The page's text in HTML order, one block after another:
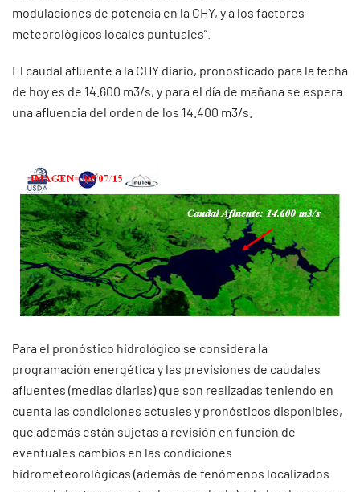
modulaciones de potencia en la CHY, y a los factores
meteorológicos locales puntuales”.
El caudal afluente a la CHY diario, pronosticado para la fecha
de hoy es de 14.600 m3/s, y para el día de mañana se espera
una afluencia del orden de los 14.400 m3/s.
Para el pronóstico hidrológico se considera la
programación energética y las previsiones de caudales
afluentes (medias diarias) que son realizadas teniendo en
cuenta las condiciones actuales y pronósticos disponibles,
que además están sujetas a revisión en función de
eventuales cambios en las condiciones
hidrometeorológicas (además de fenómenos localizados